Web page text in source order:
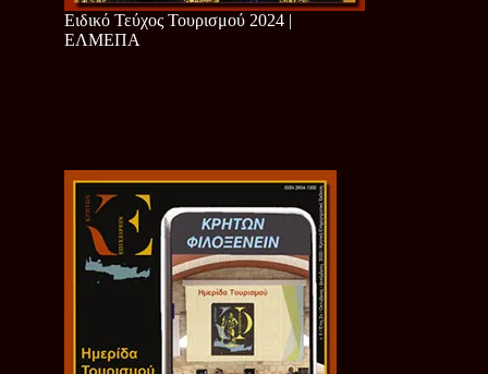
Ειδικό Τεύχος Τουρισμού 2024 |
ΕΛΜΕΠΑ